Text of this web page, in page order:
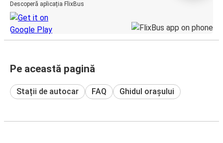
Descoperă aplicația FlixBus
Pe această pagină
Stații de autocar FAQ Ghidul orașului